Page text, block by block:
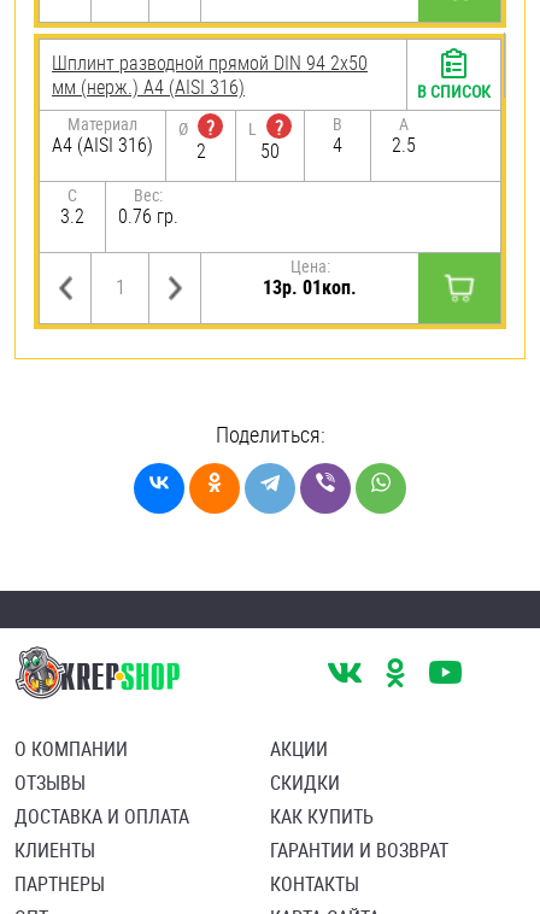
Шплинт разводной прямой DIN 94 2х50
мм (нерж.) A4 (AISI 316)
Материал
A4 (AISI 316)
Ø
?
2
L
?
50
B
4
A
2.5
C
3.2
Вес:
0.76 гр.
Цена:
13р. 01коп.
В СПИСОК
Поделиться:
О КОМПАНИИ
ОТЗЫВЫ
ДОСТАВКА И ОПЛАТА
КЛИЕНТЫ
ПАРТНЕРЫ
АКЦИИ
СКИДКИ
КАК КУПИТЬ
ГАРАНТИИ И ВОЗВРАТ
КОНТАКТЫ